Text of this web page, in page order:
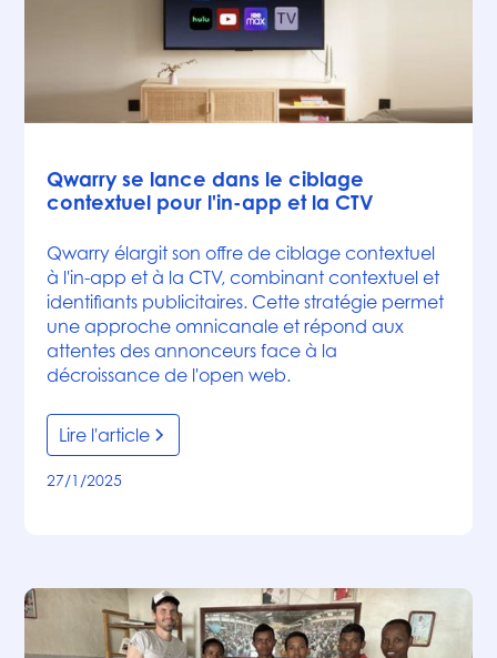
Qwarry se lance dans le ciblage
contextuel pour l'in-app et la CTV
Qwarry élargit son offre de ciblage contextuel
à l'in-app et à la CTV, combinant contextuel et
identifiants publicitaires. Cette stratégie permet
une approche omnicanale et répond aux
attentes des annonceurs face à la
décroissance de l'open web.
Lire l'article
27/1/2025